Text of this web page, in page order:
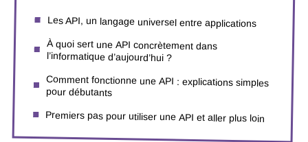
Les API, un langage universel entre applications
À quoi sert une API concrètement dans
l’informatique d’aujourd’hui ?
Comment fonctionne une API : explications simples
pour débutants
Premiers pas pour utiliser une API et aller plus loin